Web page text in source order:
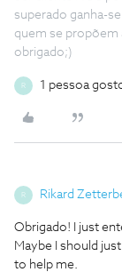
superado ganha-
quem se propõem
obrigado;)
R 1 pessoa
R Rikard
Obrigado! I just
Maybe I should
to help me.